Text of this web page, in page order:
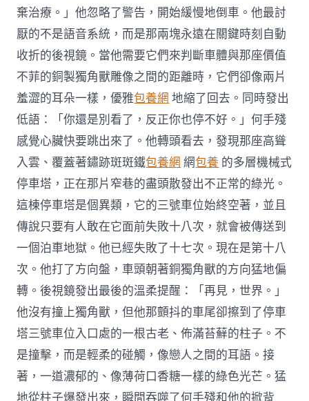
棄治療。」他忽略了警告，開始緩慢地倒車。他最討
厭的不是語音系統，而是那兩塊永遠在關鍵時刻自動
收折的後視鏡。當他需要它們來判斷車體與那座價值
不菲的銅製獨角獸雕像之間的距離時，它們卻像兩片
羞澀的耳朵一樣，優雅包養網 地縮了回去。同時發出
低語：「你還是別看了，反正你也停不好。」何手殘
感覺心臟快要跳出來了。他轉頭看去，發現那座高聳
入雲、覆蓋著鏽跡斑斑鐵包養網 網包養 的多層機械式
停車塔，正在那片窄巷的盡頭散發出不正常的綠光。
這棟停車塔是個異類，它的三號車位始終空著，並且
傳說只要有人敢在它面前失敗十八次，就會被傳送到
一個泊車地獄。他已經失敗了十七次。現在是第十八
次。他打了方向盤，車頭朝著銅獨角獸的方向猛地偏
轉。後視鏡發出最後的溫柔提醒：「再見，世界。」
他沒有撞上獨角獸，但他那顫抖的車尾卻擦到了停車
塔三號車位入口處的一根古老、佈滿苔蘚的柱子。不
是撞擊，而是輕柔的碰觸，像戀人之間的耳語。接
著，一道濃郁的、像薄荷口香糖一樣的綠色光芒。猛